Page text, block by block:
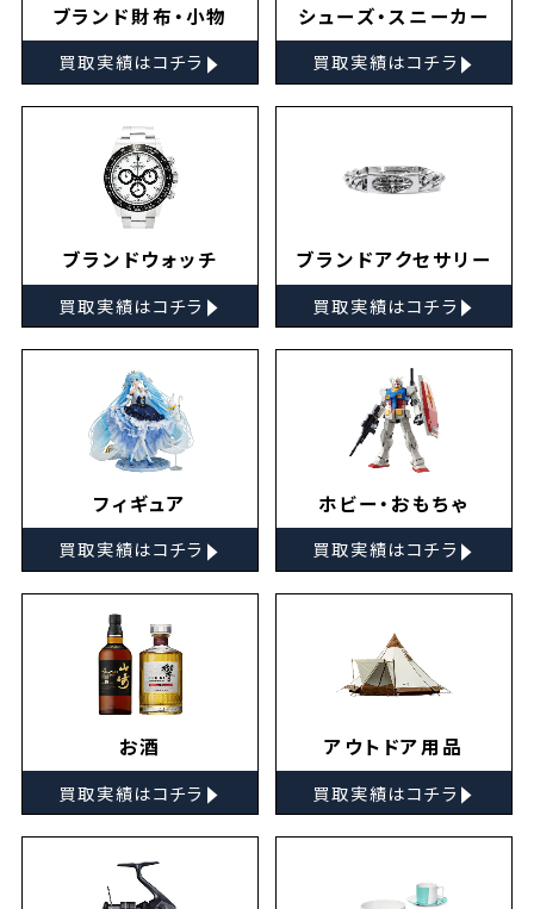
ブランド財布・小物
買取実績はコチラ ▸
シューズ・スニーカー
買取実績はコチラ ▸
ブランドウォッチ
買取実績はコチラ ▸
ブランドアクセサリー
買取実績はコチラ ▸
フィギュア
買取実績はコチラ ▸
ホビー・おもちゃ
買取実績はコチラ ▸
お酒
買取実績はコチラ ▸
アウトドア用品
買取実績はコチラ ▸